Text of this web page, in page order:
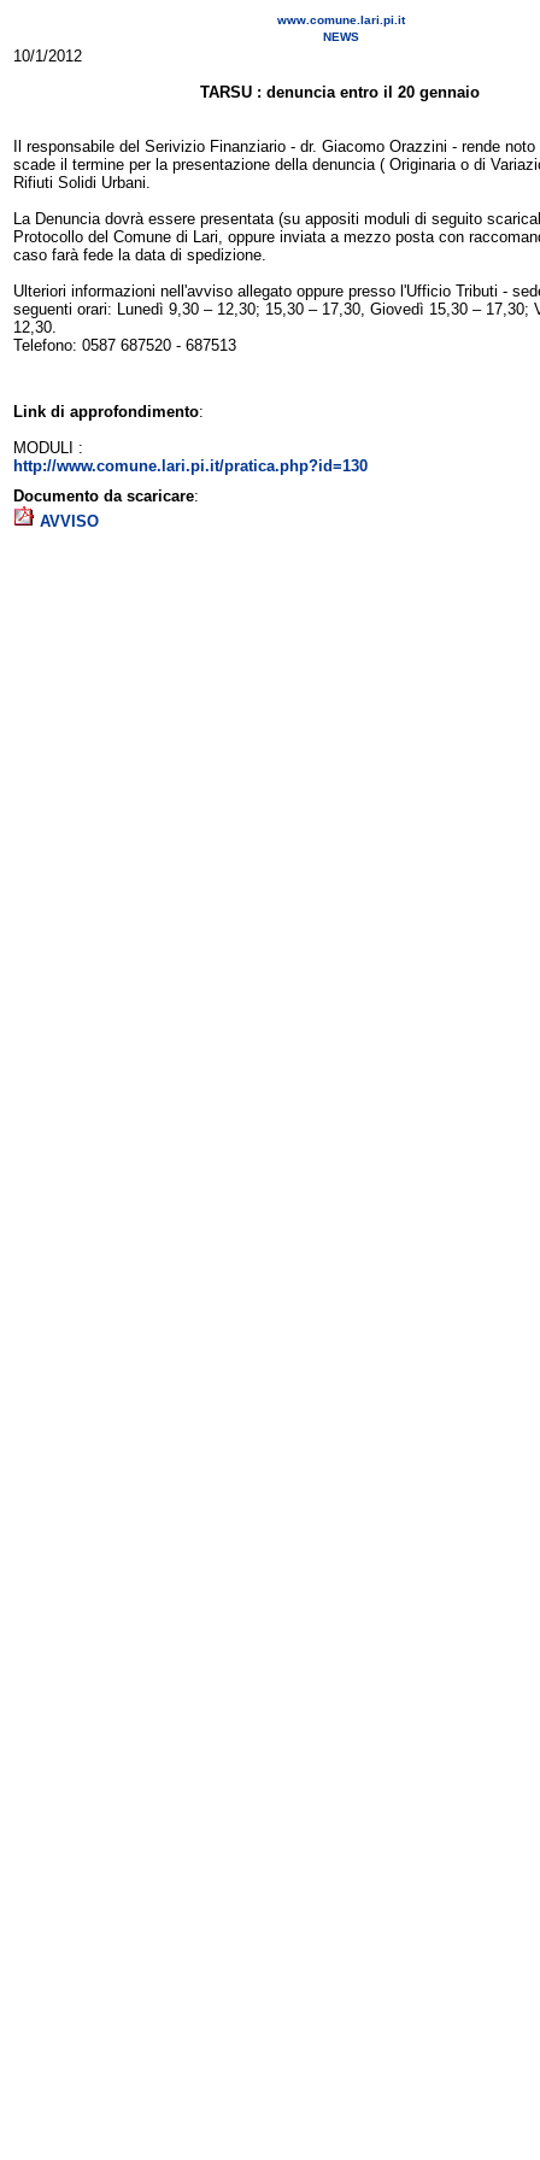
www.comune.lari.pi.it
NEWS
10/1/2012
TARSU : denuncia entro il 20 gennaio
Il responsabile del Serivizio Finanziario - dr. Giacomo Orazzini - rende
scade il termine per la presentazione della denuncia ( Originaria o di
Rifiuti Solidi Urbani.
La Denuncia dovrà essere presentata (su appositi moduli di seguito
Protocollo del Comune di Lari, oppure inviata a mezzo posta con
caso farà fede la data di spedizione.
Ulteriori informazioni nell'avviso allegato oppure presso l'Ufficio Tributi -
seguenti orari: Lunedì 9,30 – 12,30; 15,30 – 17,30, Giovedì 15,30 – 17,30;
12,30.
Telefono: 0587 687520 - 687513
Link di approfondimento:
MODULI :
http://www.comune.lari.pi.it/pratica.php?id=130
Documento da scaricare:
AVVISO